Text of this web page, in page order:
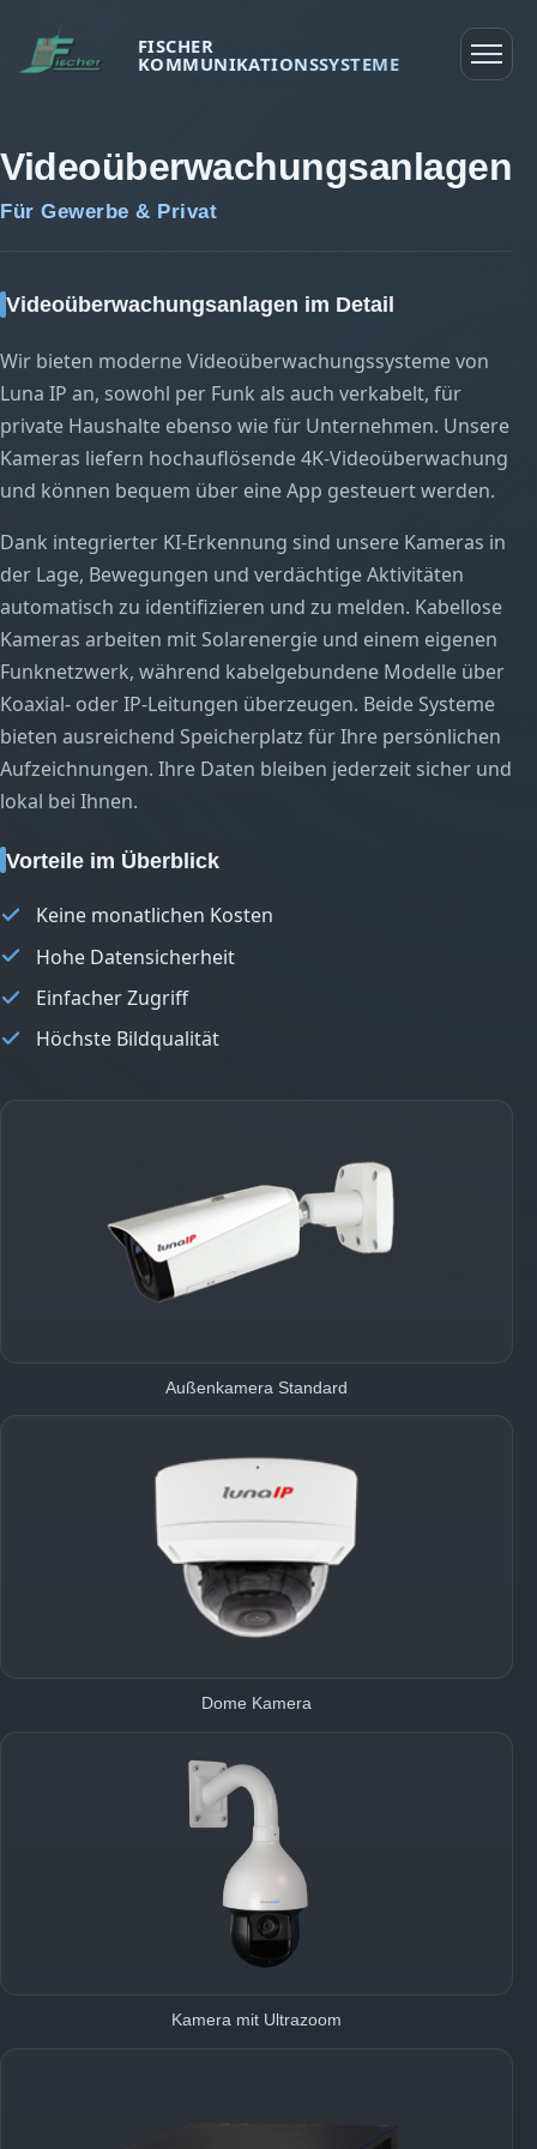
FISCHER
KOMMUNIKATIONSSYSTEME
Produkte
Über uns
Videoüberwachungsanlagen
Für Gewerbe & Privat
Videoüberwachungsanlagen im Detail
Wir bieten moderne Videoüberwachungssysteme von
Luna IP an, sowohl per Funk als auch verkabelt, für
private Haushalte ebenso wie für Unternehmen. Unsere
Kameras liefern hochauflösende 4K-Videoüberwachung
und können bequem über eine App gesteuert werden.
Dank integrierter KI-Erkennung sind unsere Kameras in
der Lage, Bewegungen und verdächtige Aktivitäten
automatisch zu identifizieren und zu melden. Kabellose
Kameras arbeiten mit Solarenergie und einem eigenen
Funknetzwerk, während kabelgebundene Modelle über
Koaxial- oder IP-Leitungen überzeugen. Beide Systeme
bieten ausreichend Speicherplatz für Ihre persönlichen
Aufzeichnungen. Ihre Daten bleiben jederzeit sicher und
lokal bei Ihnen.
Vorteile im Überblick
Keine monatlichen Kosten
Hohe Datensicherheit
Einfacher Zugriff
Höchste Bildqualität
Außenkamera Standard
Dome Kamera
Kamera mit Ultrazoom